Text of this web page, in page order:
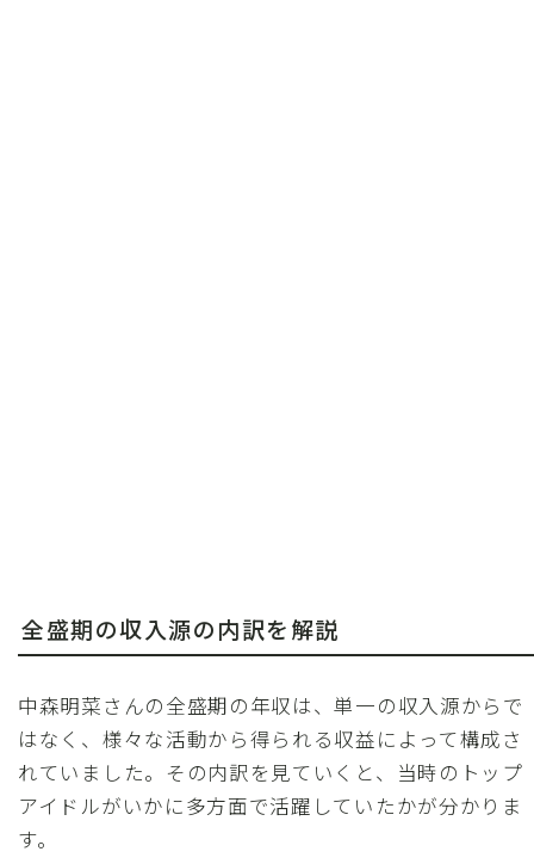
全盛期の収入源の内訳を解説
中森明菜さんの全盛期の年収は、単一の収入源からで
はなく、様々な活動から得られる収益によって構成さ
れていました。その内訳を見ていくと、当時のトップ
アイドルがいかに多方面で活躍していたかが分かりま
す。